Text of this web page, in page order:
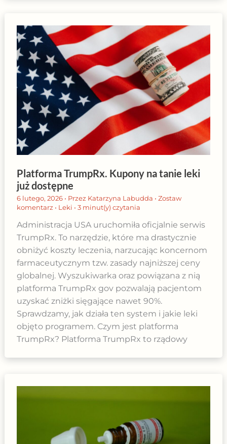
Platforma TrumpRx. Kupony na tanie leki
już dostępne
6 lutego, 2026 • Przez Katarzyna Labudda • Zostaw
komentarz • Leki • 3 minut(y) czytania
Administracja USA uruchomiła oficjalnie serwis
TrumpRx. To narzędzie, które ma drastycznie
obniżyć koszty leczenia, narzucając koncernom
farmaceutycznym tzw. zasady najniższej ceny
globalnej. Wyszukiwarka oraz powiązana z nią
platforma TrumpRx gov pozwalają pacjentom
uzyskać zniżki sięgające nawet 90%.
Sprawdzamy, jak działa ten system i jakie leki
objęto programem. Czym jest platforma
TrumpRx? Platforma TrumpRx to rządowy